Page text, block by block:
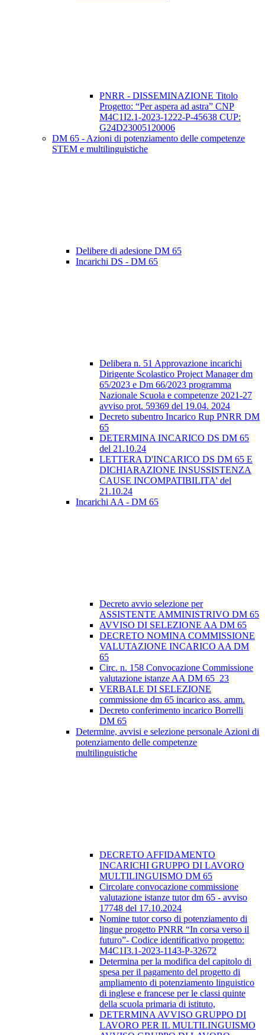
PNRR - DISSEMINAZIONE Titolo
Progetto: “Per aspera ad astra” CNP
M4C1I2.1-2023-1222-P-45638 CUP:
G24D23005120006
DM 65 - Azioni di potenziamento delle competenze
STEM e multilinguistiche
Delibere di adesione DM 65
Incarichi DS - DM 65
Delibera n. 51 Approvazione incarichi
Dirigente Scolastico Project Manager dm
65/2023 e Dm 66/2023 programma
Nazionale Scuola e competenze 2021-27
avviso prot. 59369 del 19.04. 2024
Decreto subentro Incarico Rup PNRR DM
65
DETERMINA INCARICO DS DM 65
del 21.10.24
LETTERA D'INCARICO DS DM 65 E
DICHIARAZIONE INSUSSISTENZA
CAUSE INCOMPATIBILITA' del
21.10.24
Incarichi AA - DM 65
Decreto avvio selezione per
ASSISTENTE AMMINISTRIVO DM 65
AVVISO DI SELEZIONE AA DM 65
DECRETO NOMINA COMMISSIONE
VALUTAZIONE INCARICO AA DM
65
Circ. n. 158 Convocazione Commissione
valutazione istanze AA DM 65_23
VERBALE DI SELEZIONE
commissione dm 65 incarico ass. amm.
Decreto conferimento incarico Borrelli
DM 65
Determine, avvisi e selezione personale Azioni di
potenziamento delle competenze
multilinguistiche
DECRETO AFFIDAMENTO
INCARICHI GRUPPO DI LAVORO
MULTILINGUISMO DM 65
Circolare convocazione commissione
valutazione istanze tutor dm 65 - avviso
17748 del 17.10.2024
Nomine tutor corso di potenziamento di
lingue progetto PNRR “In corsa verso il
futuro”- Codice identificativo progetto:
M4C1I3.1-2023-1143-P-32672
Determina per la modifica del capitolo di
spesa per il pagamento del progetto di
ampliamento di potenziamento linguistico
di inglese e francese per le classi quinte
della scuola primaria di istituto,
DETERMINA AVVISO GRUPPO DI
LAVORO PER IL MULTILINGUISMO